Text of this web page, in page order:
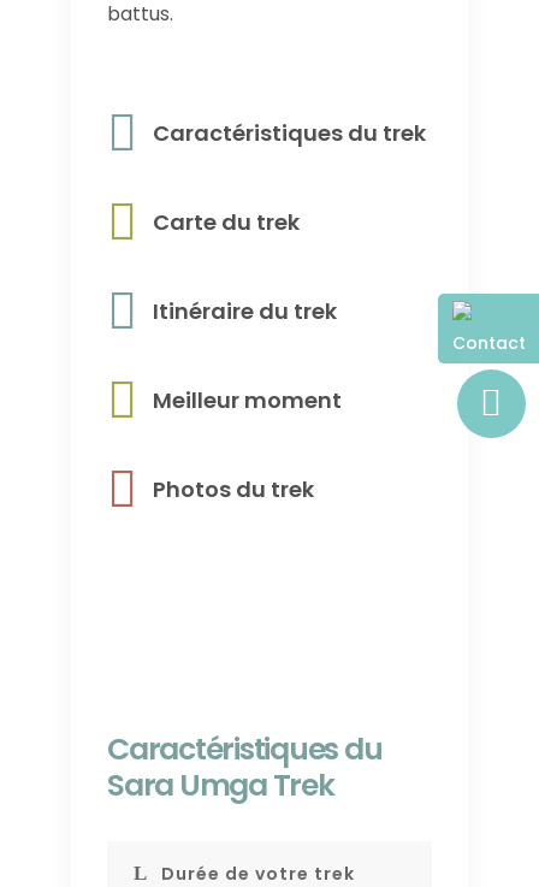
battus.
Caractéristiques du trek
Carte du trek
Itinéraire du trek
Meilleur moment
Photos du trek
Caractéristiques du
Sara Umga Trek
Durée de votre trek
Contact